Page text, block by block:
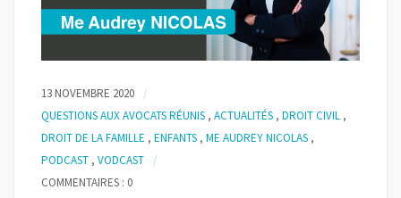
13 NOVEMBRE 2020
QUESTIONS AUX AVOCATS RÉUNIS , ACTUALITÉS , DROIT CIVIL ,
DROIT DE LA FAMILLE , ENFANTS , ME AUDREY NICOLAS ,
PODCAST , VODCAST
COMMENTAIRES : 0